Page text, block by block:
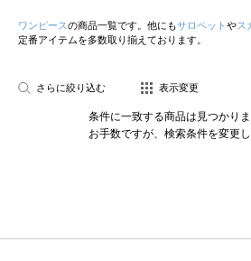
ワンピースの商品一覧です。他にもサロペット やス
定番アイテムを多数取り揃えております。
さらに絞り込む 表示変更
条件に一致する商品は見つかりま
お手数ですが、検索条件を変更し